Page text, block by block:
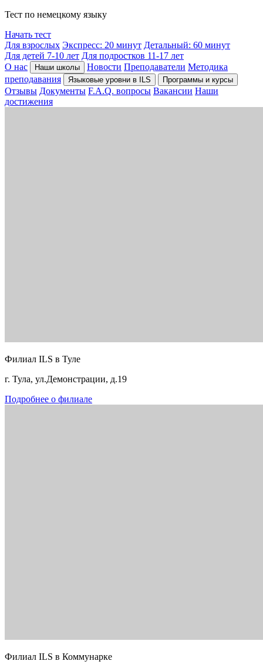
Тест по немецкому языку
Начать тест
Для взрослых Экспресс: 20 минут Детальный: 60 минут
Для детей 7-10 лет Для подростков 11-17 лет
О нас
Наши школы Новости Преподаватели Методика
преподавания
Языковые уровни в ILS Программы и курсы
Отзывы Документы F.A.Q. вопросы Вакансии Наши
достижения
Филиал ILS в Туле
г. Тула, ул.Демонстрации, д.19
Подробнее о филиале
Филиал ILS в Коммунарке